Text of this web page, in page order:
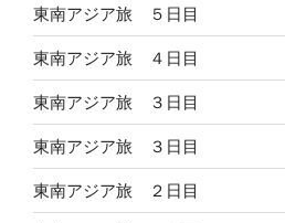
東南アジア旅 ５日目
東南アジア旅 ４日目
東南アジア旅 ３日目
東南アジア旅 ３日目
東南アジア旅 ２日目